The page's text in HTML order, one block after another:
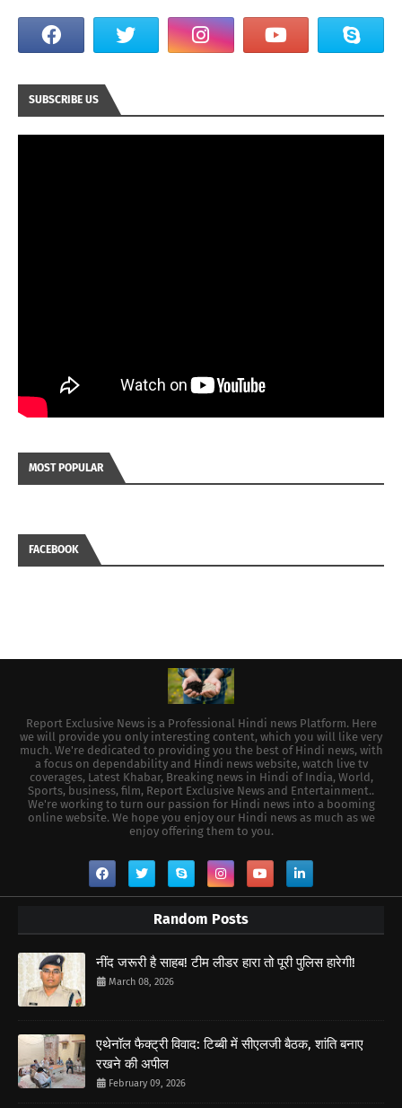
SUBSCRIBE US
MOST POPULAR
FACEBOOK
Report Exclusive News is a Professional Hindi news Platform. Here
we will provide you only interesting content, which you will like very
much. We're dedicated to providing you the best of Hindi news, with
a focus on dependability and Hindi news website, watch live tv
coverages, Latest Khabar, Breaking news in Hindi of India, World,
Sports, business, film, Report Exclusive News and Entertainment..
We're working to turn our passion for Hindi news into a booming
online website. We hope you enjoy our Hindi news as much as we
enjoy offering them to you.
Random Posts
नींद जरूरी है साहब! टीम लीडर हारा तो पूरी पुलिस हारेगी!
March 08, 2026
एथेनॉल फैक्ट्री विवाद: टिब्बी में सीएलजी बैठक, शांति बनाए
रखने की अपील
February 09, 2026